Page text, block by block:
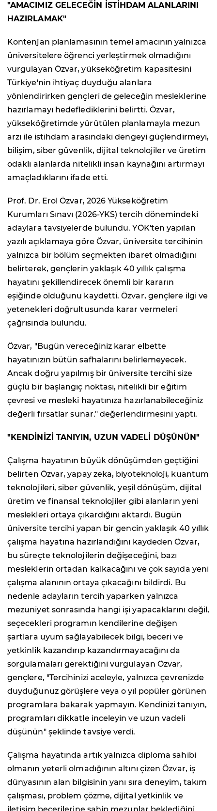
"AMACIMIZ GELECEĞİN İSTİHDAM ALANLARINI
HAZIRLAMAK"
Kontenjan planlamasının temel amacının yalnızca
üniversitelere öğrenci yerleştirmek olmadığını
vurgulayan Özvar, yükseköğretim kapasitesini
Türkiye'nin ihtiyaç duyduğu alanlara
yönlendirirken gençleri de geleceğin mesleklerine
hazırlamayı hedeflediklerini belirtti. Özvar,
yükseköğretimde yürütülen planlamayla mezun
arzı ile istihdam arasındaki dengeyi güçlendirmeyi,
bilişim, siber güvenlik, dijital teknolojiler ve üretim
odaklı alanlarda nitelikli insan kaynağını artırmayı
amaçladıklarını ifade etti.
Prof. Dr. Erol Özvar, 2026 Yükseköğretim
Kurumları Sınavı (2026-YKS) tercih dönemindeki
adaylara tavsiyelerde bulundu. YÖK'ten yapılan
yazılı açıklamaya göre Özvar, üniversite tercihinin
yalnızca bir bölüm seçmekten ibaret olmadığını
belirterek, gençlerin yaklaşık 40 yıllık çalışma
hayatını şekillendirecek önemli bir kararın
eşiğinde olduğunu kaydetti. Özvar, gençlere ilgi ve
yetenekleri doğrultusunda karar vermeleri
çağrısında bulundu.
Özvar, "Bugün vereceğiniz karar elbette
hayatınızın bütün safhalarını belirlemeyecek.
Ancak doğru yapılmış bir üniversite tercihi size
güçlü bir başlangıç noktası, nitelikli bir eğitim
çevresi ve mesleki hayatınıza hazırlanabileceğiniz
değerli fırsatlar sunar." değerlendirmesini yaptı.
"KENDİNİZİ TANIYIN, UZUN VADELİ DÜŞÜNÜN"
Çalışma hayatının büyük dönüşümden geçtiğini
belirten Özvar, yapay zeka, biyoteknoloji, kuantum
teknolojileri, siber güvenlik, yeşil dönüşüm, dijital
üretim ve finansal teknolojiler gibi alanların yeni
meslekleri ortaya çıkardığını aktardı. Bugün
üniversite tercihi yapan bir gencin yaklaşık 40 yıllık
çalışma hayatına hazırlandığını kaydeden Özvar,
bu süreçte teknolojilerin değişeceğini, bazı
mesleklerin ortadan kalkacağını ve çok sayıda yeni
çalışma alanının ortaya çıkacağını bildirdi. Bu
nedenle adayların tercih yaparken yalnızca
mezuniyet sonrasında hangi işi yapacaklarını değil,
seçecekleri programın kendilerine değişen
şartlara uyum sağlayabilecek bilgi, beceri ve
yetkinlik kazandırıp kazandırmayacağını da
sorgulamaları gerektiğini vurgulayan Özvar,
gençlere, "Tercihinizi aceleyle, yalnızca çevrenizde
duyduğunuz görüşlere veya o yıl popüler görünen
programlara bakarak yapmayın. Kendinizi tanıyın,
programları dikkatle inceleyin ve uzun vadeli
düşünün" şeklinde tavsiye verdi.
Çalışma hayatında artık yalnızca diploma sahibi
olmanın yeterli olmadığının altını çizen Özvar, iş
dünyasının alan bilgisinin yanı sıra deneyim, takım
çalışması, problem çözme, dijital yetkinlik ve